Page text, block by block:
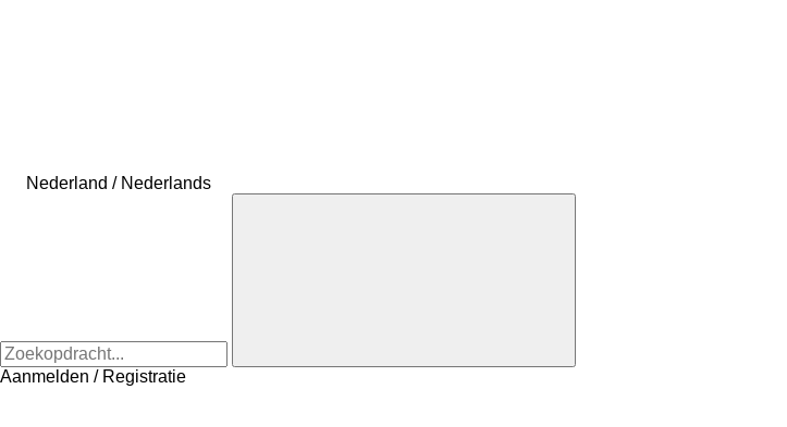
Nederland / Nederlands
Aanmelden / Registratie